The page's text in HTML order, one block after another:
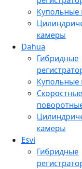
Купольные
камеры
Dahua
Гибридные
Купольные
Скоростные
камеры
Esvi
Гибридные